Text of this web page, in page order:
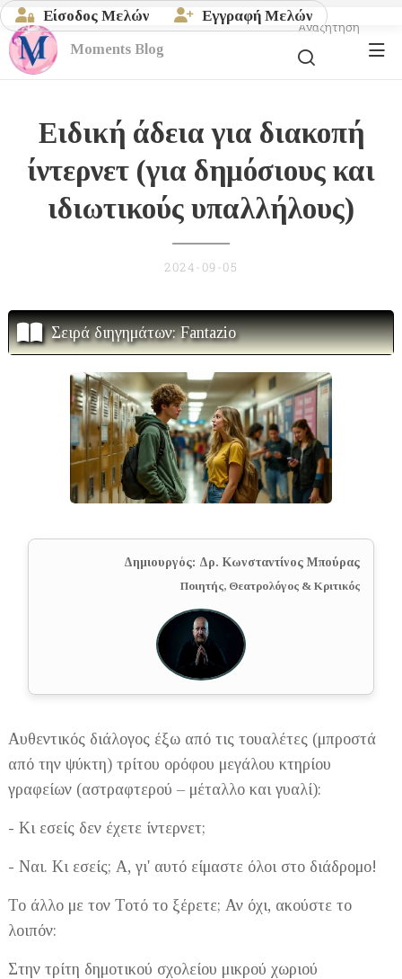
Είσοδος Μελών Εγγραφή Μελών
Moments Blog
Αναζήτηση
Ειδική άδεια για διακοπή
ίντερνετ (για δημόσιους και
ιδιωτικούς υπαλλήλους)
2024-09-05
Σειρά διηγημάτων: Fantazio
Δημιουργός: Δρ. Κωνσταντίνος Μπούρας
Ποιητής, Θεατρολόγος & Κριτικός
Αυθεντικός διάλογος έξω από τις τουαλέτες (μπροστά
από την ψύκτη) τρίτου ορόφου μεγάλου κτηρίου
γραφείων (αστραφτερού – μέταλλο και γυαλί):
- Κι εσείς δεν έχετε ίντερνετ;
- Ναι. Κι εσείς; Α, γι' αυτό είμαστε όλοι στο διάδρομο!
Το άλλο με τον Τοτό το ξέρετε; Αν όχι, ακούστε το
λοιπόν:
Στην τρίτη δημοτικού σχολείου μικρού χωριού